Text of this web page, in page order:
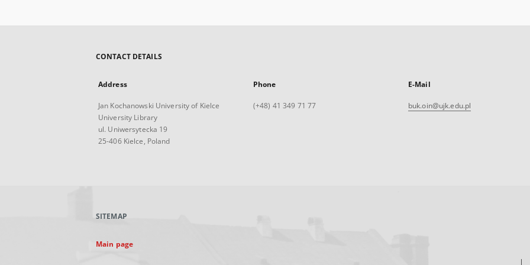
CONTACT DETAILS
Address
Jan Kochanowski University of Kielce
University Library
ul. Uniwersytecka 19
25-406 Kielce, Poland
Phone
(+48) 41 349 71 77
E-Mail
buk.oin@ujk.edu.pl
SITEMAP
Main page